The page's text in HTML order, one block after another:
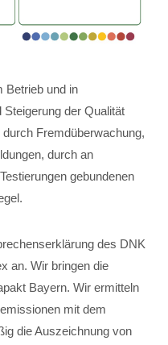
Betrieb und in
der Qualität
Fremdüberwachung,
durch an
gebundenen
des DNK
an. Wir bringen die
Bayern. Wir ermitteln
mit dem
die Auszeichnung von